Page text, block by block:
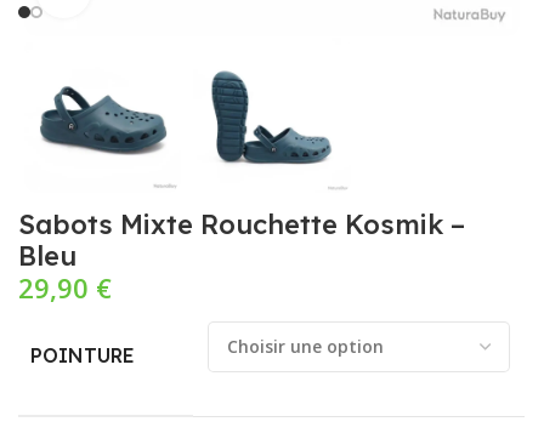
Sabots Mixte Rouchette Kosmik –
Bleu
29,90 €
POINTURE